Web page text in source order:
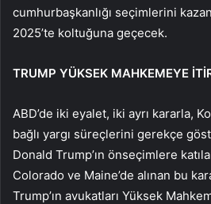
cumhurbaşkanlığı seçimlerini
2025’te koltuğuna geçecek.
TRUMP YÜKSEK MAHKEMEYE
ABD’de iki eyalet, iki ayrı kararla,
bağlı yargı süreçlerini gerekçe
Donald Trump’ın önseçimlere
Colorado ve Maine’de alınan bu
Trump’ın avukatları Yüksek